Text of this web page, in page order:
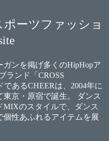
ガンを掲げ多くのHipHopア
ランド「CROSS
あるCHEERは、2004年に
京・原宿で誕生。 ダンス
MIXのスタイルで、ダンス
性あふれるアイテムを展